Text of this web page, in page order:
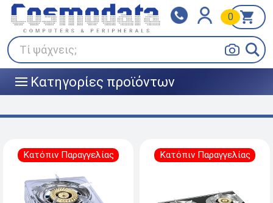
Τί ψάχνεις;
0
||| Κατηγορίες προϊόντων
Klarna
Πληρώστε σε 3
άτοκες δόσεις
BOX NOW
Κατόπιν Παραγγελίας Κατόπιν Παραγγελίας